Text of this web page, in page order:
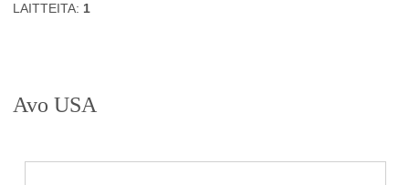
LAITTEITA: 1
Avo USA